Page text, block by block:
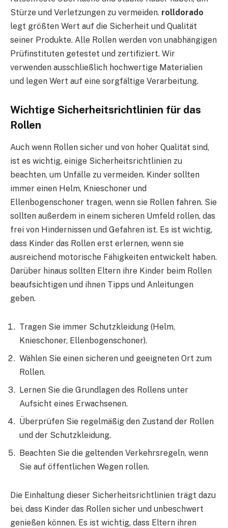
Stürze und Verletzungen zu vermeiden. rolldorado
legt größten Wert auf die Sicherheit und Qualität
seiner Produkte. Alle Rollen werden von unabhängigen
Prüfinstituten getestet und zertifiziert. Wir
verwenden ausschließlich hochwertige Materialien
und legen Wert auf eine sorgfältige Verarbeitung.
Wichtige Sicherheitsrichtlinien für das
Rollen
Auch wenn Rollen sicher und von hoher Qualität sind,
ist es wichtig, einige Sicherheitsrichtlinien zu
beachten, um Unfälle zu vermeiden. Kinder sollten
immer einen Helm, Knieschoner und
Ellenbogenschoner tragen, wenn sie Rollen fahren. Sie
sollten außerdem in einem sicheren Umfeld rollen, das
frei von Hindernissen und Gefahren ist. Es ist wichtig,
dass Kinder das Rollen erst erlernen, wenn sie
ausreichend motorische Fähigkeiten entwickelt haben.
Darüber hinaus sollten Eltern ihre Kinder beim Rollen
beaufsichtigen und ihnen Tipps und Anleitungen
geben.
Tragen Sie immer Schutzkleidung (Helm,
Knieschoner, Ellenbogenschoner).
Wählen Sie einen sicheren und geeigneten Ort zum
Rollen.
Lernen Sie die Grundlagen des Rollens unter
Aufsicht eines Erwachsenen.
Überprüfen Sie regelmäßig den Zustand der Rollen
und der Schutzkleidung.
Beachten Sie die geltenden Verkehrsregeln, wenn
Sie auf öffentlichen Wegen rollen.
Die Einhaltung dieser Sicherheitsrichtlinien trägt dazu
bei, dass Kinder das Rollen sicher und unbeschwert
genießen können. Es ist wichtig, dass Eltern ihren